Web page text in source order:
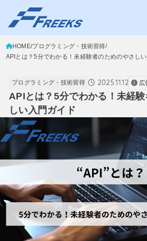
HOME プログラミング・技術習得
APIとは？5分でわかる！未経験者のためのやさし
プログラミング・技術習得 2025.11.12 広
APIとは？5分でわかる！未経
しい入門ガイド